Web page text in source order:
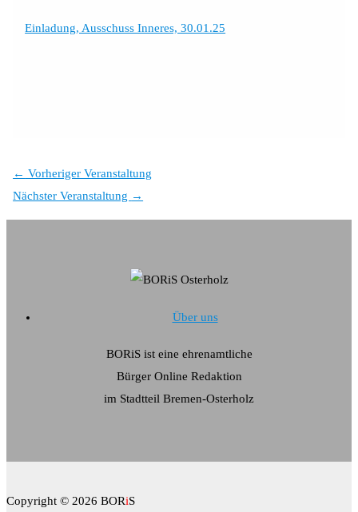
Einladung, Ausschuss Inneres, 30.01.25
← Vorheriger Veranstaltung
Nächster Veranstaltung →
Über uns
BORiS ist eine ehrenamtliche
Bürger Online Redaktion
im Stadtteil Bremen-Osterholz
Copyright © 2026 BORiS